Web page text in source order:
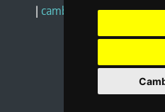
| cambio preferenze cookie